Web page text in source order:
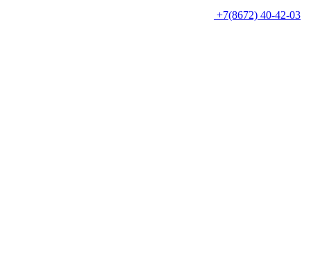
+7(8672) 40-42-03